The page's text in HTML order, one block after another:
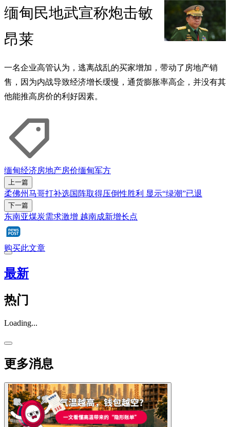
缅甸民地武宣称炮击敏
昂莱
一名企业高管认为，逃离战乱的买家增加，带动了房地产销
售，因为内战导致经济增长缓慢，通货膨胀率高企，并没有其
他能推高房价的利好因素。
缅甸经济房地产房价缅甸军方
上一篇
柔佛州马哥打补选国阵取得压倒性胜利 显示“绿潮”已退
下一篇
东南亚煤炭需求激增 越南成新增长点
购买此文章
最新
热门
Loading...
更多消息